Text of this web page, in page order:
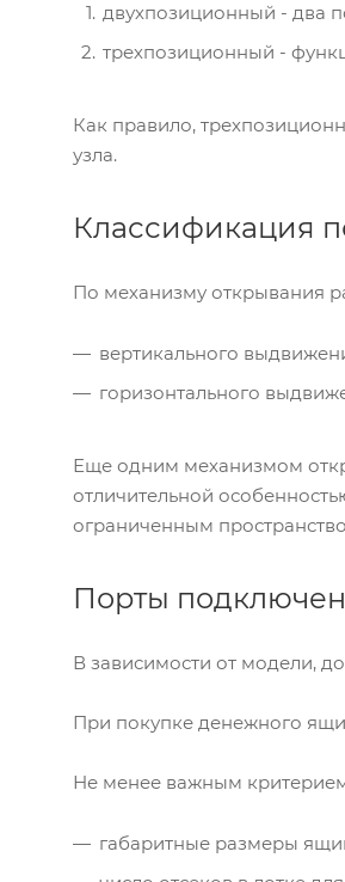
двухпозиционный - два
трехпозиционный -
Как правило,
узла.
Классификация
По механизму открывания
вертикального
горизонтального
Еще одним механизмом
отличительной
ограниченным
Порты
В зависимости от модели,
При покупке денежного
Не менее важным критерием
габаритные размеры